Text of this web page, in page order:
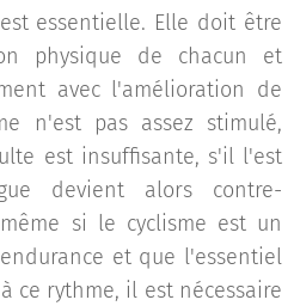
essentielle. Elle doit être
physique de chacun et
avec l'amélioration de
n'est pas assez stimulé,
est insuffisante, s'il l'est
devient alors contre-
si le cyclisme est un
et que l'essentiel
ce rythme, il est nécessaire